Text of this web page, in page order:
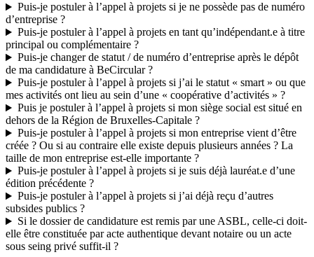
Puis-je postuler à l’appel à projets si je ne possède pas de numéro
d’entreprise ?
Puis-je postuler à l’appel à projets en tant qu’indépendant.e à titre
principal ou complémentaire ?
Puis-je changer de statut / de numéro d’entreprise après le dépôt
de ma candidature à BeCircular ?
Puis-je postuler à l’appel à projets si j’ai le statut « smart » ou que
mes activités ont lieu au sein d’une « coopérative d’activités » ?
Puis je postuler à l’appel à projets si mon siège social est situé en
dehors de la Région de Bruxelles-Capitale ?
Puis-je postuler à l’appel à projets si mon entreprise vient d’être
créée ? Ou si au contraire elle existe depuis plusieurs années ? La
taille de mon entreprise est-elle importante ?
Puis-je postuler à l’appel à projets si je suis déjà lauréat.e d’une
édition précédente ?
Puis-je postuler à l’appel à projets si j’ai déjà reçu d’autres
subsides publics ?
Si le dossier de candidature est remis par une ASBL, celle-ci doit-
elle être constituée par acte authentique devant notaire ou un acte
sous seing privé suffit-il ?